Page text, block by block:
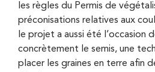
les règles du Permis de
préconisations relatives aux
le projet a aussi été l’occasion
concrètement le semis, une
placer les graines en terre afin